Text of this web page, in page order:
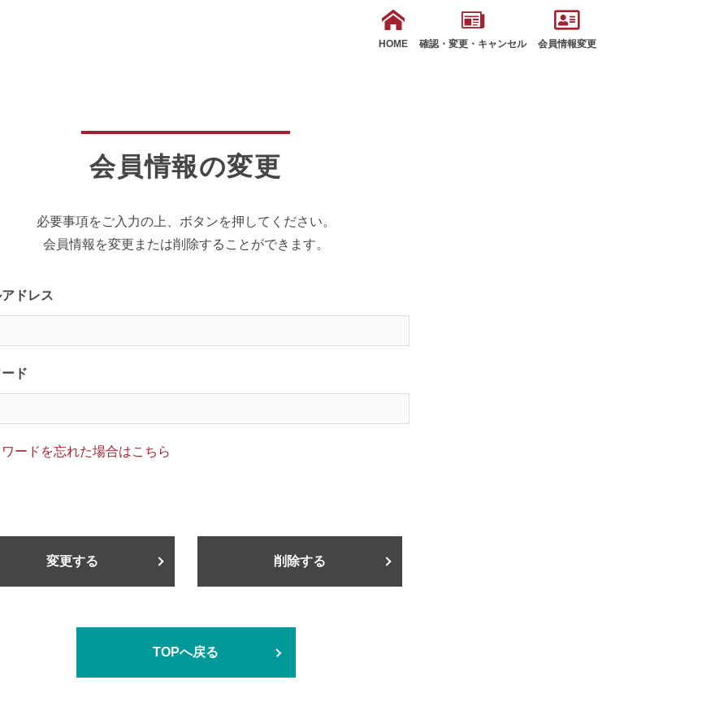
HOME 確認・変更・キャンセル 会員情報変更
会員情報の変更
必要事項をご入力の上、ボタンを押してください。
会員情報を変更または削除することができます。
ドレス
ド
ードを忘れた場合はこちら
変更する 削除する
TOPへ戻る